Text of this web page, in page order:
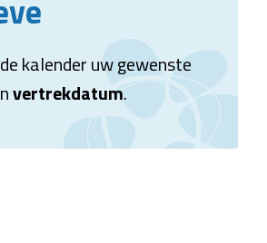
kalender uw gewenste
vertrekdatum.